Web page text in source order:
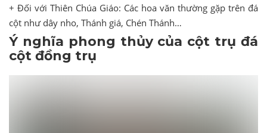
+ Đối với Thiên Chúa Giáo: Các hoa văn thường gặp trên đá
cột như dây nho, Thánh giá, Chén Thánh…
Ý nghĩa phong thủy của cột trụ đá
cột đồng trụ